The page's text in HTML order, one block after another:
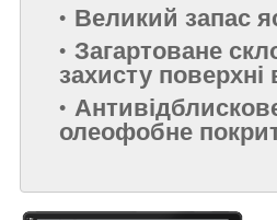
Великий запас
Загартоване
захисту поверхні
олеофобне